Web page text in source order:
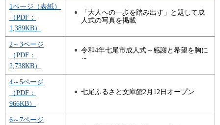
1ページ（表紙）
（PDF：
1,389KB）
「大人への一歩を踏み出す」と題して成
人式の写真を掲載
2～3ページ
（PDF：
2,738KB）
令和4年七尾市成人式～感謝と希望を胸に
～
4～5ページ
（PDF：
966KB）
七尾ふるさと文庫館2月12日オープン
6～7ページ